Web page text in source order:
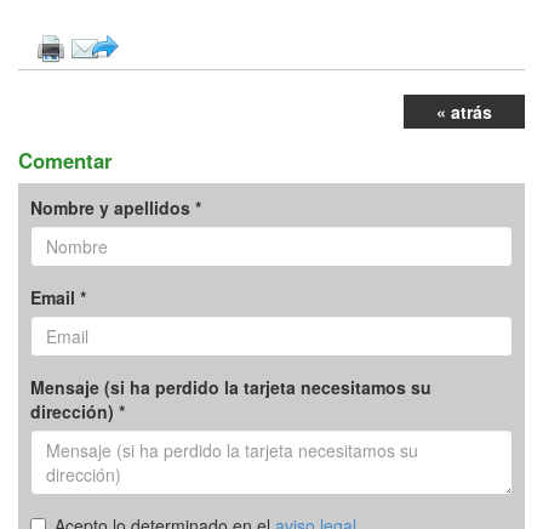
« atrás
Comentar
Nombre y apellidos *
Email *
Mensaje (si ha perdido la tarjeta necesitamos su
dirección) *